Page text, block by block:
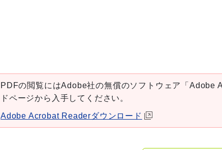
PDFの閲覧にはAdobe社の無償のソフトウェア「
ドページから入手してください。
Adobe Acrobat Readerダウンロード